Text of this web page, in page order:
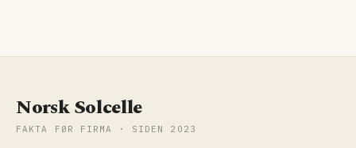
Norsk Solcelle
FAKTA FØR FIRMA · SIDEN 2023